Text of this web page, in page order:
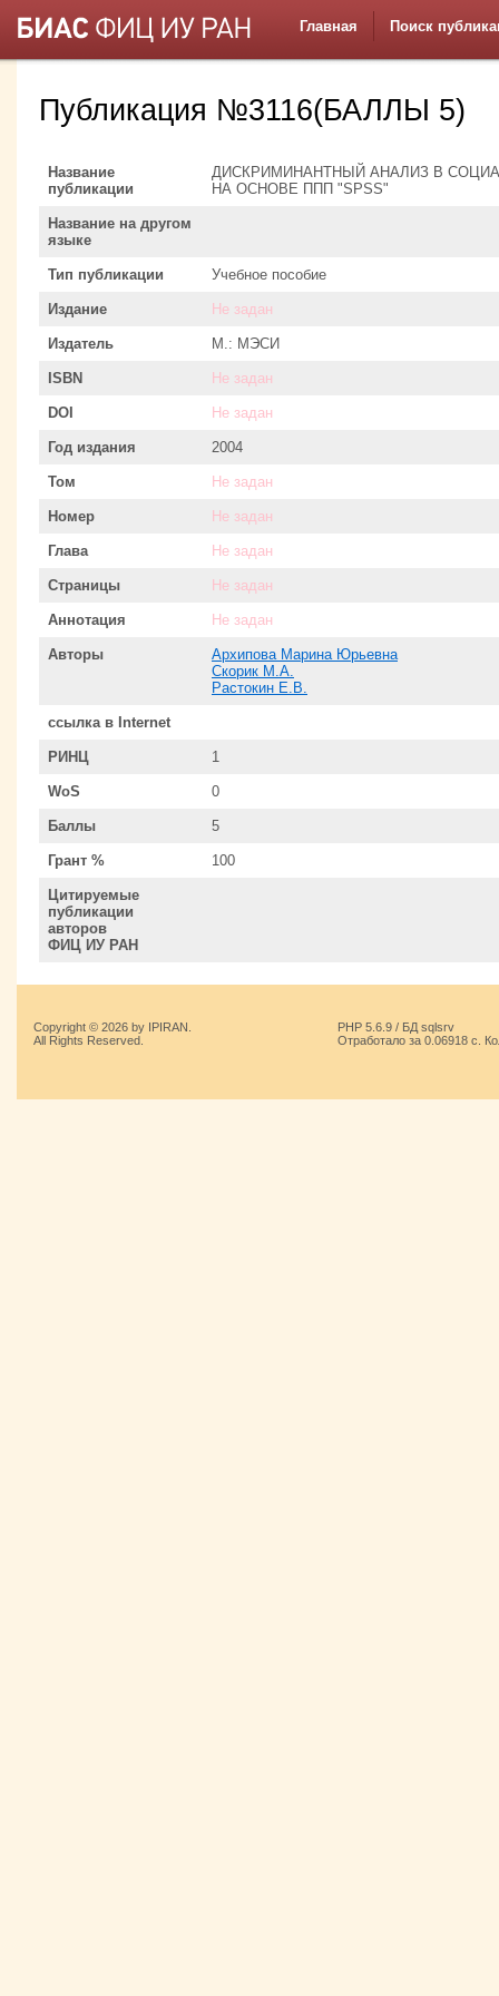
Главная Поиск
Публикация №3116(БАЛЛЫ 5)
Название
публикации
ДИСКРИМИНАНТНЫЙ АНАЛИЗ В
НА ОСНОВЕ ППП "SPSS"
Название на другом
языке
Тип публикации Учебное пособие
Издание Не задан
Издатель М.: МЭСИ
ISBN Не задан
DOI Не задан
Год издания 2004
Том Не задан
Номер Не задан
Глава Не задан
Страницы Не задан
Аннотация Не задан
Авторы
Архипова Марина Юрьевна
Скорик М.А.
Растокин Е.В.
ссылка в Internet
РИНЦ 1
WoS 0
Баллы 5
Грант % 100
Цитируемые
публикации
авторов
ФИЦ ИУ РАН
Copyright © 2026 by IPIRAN.
All Rights Reserved.
PHP 5.6.9 / БД sqlsrv
Отработало за 0.06918 с.